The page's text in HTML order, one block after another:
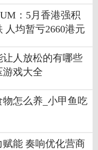
：5月香港强积
人均暂亏2660港元
人放松的有哪些
游戏大全
怎么养_小甲鱼吃
能 奏响优化营商